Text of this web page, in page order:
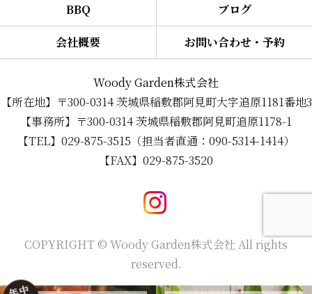
BBQ ブログ
会社概要 お問い合わせ・予約
Woody Garden株式会社
【所在地】〒300-0314 茨城県稲敷郡阿見町大字追原1181番地3
【事務所】〒300-0314 茨城県稲敷郡阿見町追原1178-1
【TEL】029-875-3515（担当者直通：090-5314-1414）
【FAX】029-875-3520
COPYRIGHT © Woody Garden株式会社 All rights
reserved.